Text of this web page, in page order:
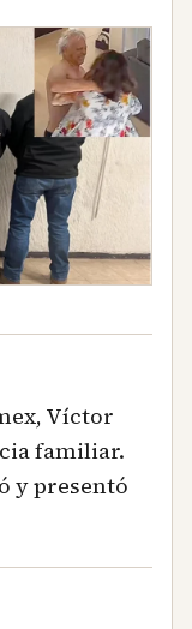
Víctor
familiar.
y presentó